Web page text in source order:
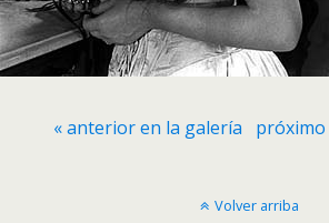
« anterior en la galería próximo
Volver arriba